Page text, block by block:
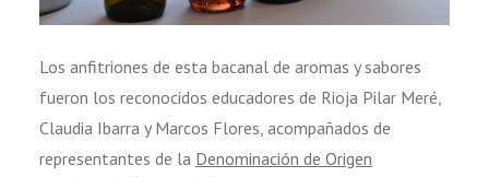
Los anfitriones de esta bacanal de aromas y sabores
fueron los reconocidos educadores de Rioja Pilar Meré,
Claudia Ibarra y Marcos Flores, acompañados de
representantes de la Denominación de Origen